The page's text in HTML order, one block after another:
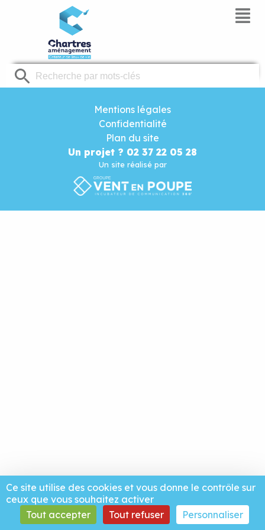
Mentions légales
Confidentialité
Plan du site
Un projet ? 02 37 22 05 28
Un site réalisé par
Panneau de gestion des cookies
Ce site utilise des cookies et vous donne le contrôle sur
ceux que vous souhaitez activer
Tout accepter
Tout refuser Personnaliser